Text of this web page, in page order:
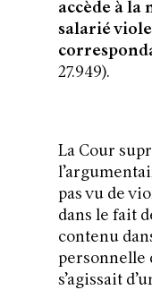
accède à la
salarié
27.949).
La Cour
pas vu de
dans le fait
contenu
personnelle
s’agissait